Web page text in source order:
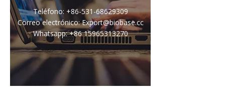
Teléfono: +86-531-68629309
Correo electrónico: Export@biobase.cc
Whatsapp: +86 15965313270